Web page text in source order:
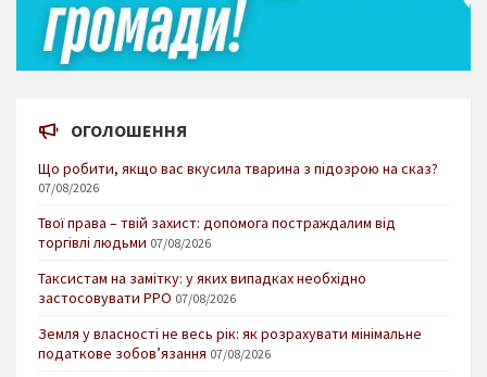
ОГОЛОШЕННЯ
Що робити, якщо вас вкусила тварина з підозрою на сказ?
07/08/2026
Твої права – твій захист: допомога постраждалим від
торгівлі людьми 07/08/2026
Таксистам на замітку: у яких випадках необхідно
застосовувати РРО 07/08/2026
Земля у власності не весь рік: як розрахувати мінімальне
податкове зобов’язання 07/08/2026